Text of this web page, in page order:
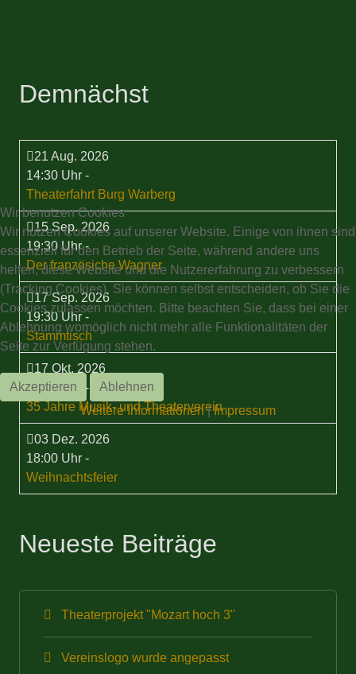
Demnächst
21 Aug. 2026
14:30 Uhr -
Theaterfahrt Burg Warberg
15 Sep. 2026
19:30 Uhr-
Der französiche Wagner
17 Sep. 2026
19:30 Uhr-
Stammtisch
17 Okt. 2026
15:00 Uhr
-
35 Jahre Musik- und Theaterverein
03 Dez. 2026
18:00 Uhr -
Weihnachtsfeier
Neueste Beiträge
Theaterprojekt "Mozart hoch 3"
Vereinslogo wurde angepasst
Wir benutzen Cookies
Wir nutzen Cookies auf unserer Website. Einige von ihnen sind
essenziell für den Betrieb der Seite, während andere uns
helfen, diese Website und die Nutzererfahrung zu verbessern
(Tracking Cookies). Sie können selbst entscheiden, ob Sie die
Cookies zulassen möchten. Bitte beachten Sie, dass bei einer
Ablehnung womöglich nicht mehr alle Funktionalitäten der
Seite zur Verfügung stehen.
Akzeptieren
Ablehnen
Weitere Informationen|Impressum